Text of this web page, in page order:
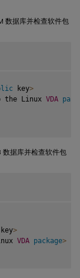
数据库并检查软件包
key>
the Linux VDA
数据库并检查软件包
key>
VDA package>